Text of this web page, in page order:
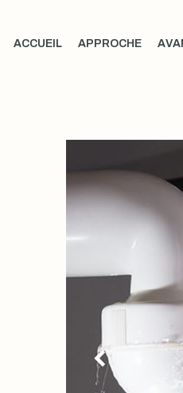
ACCUEIL APPROCHE